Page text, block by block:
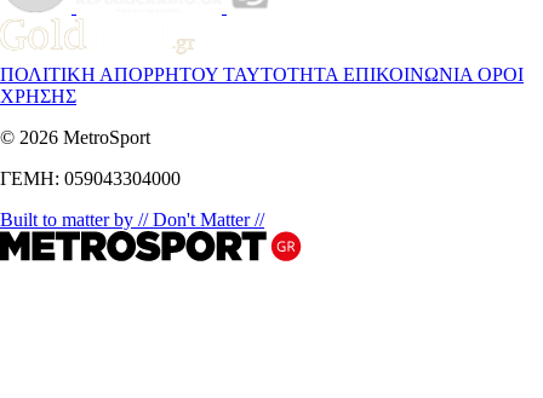
ΠΟΛΙΤΙΚΗ ΑΠΟΡΡΗΤΟΥ ΤΑΥΤΟΤΗΤΑΕΠΙΚΟΙΝΩΝΙΑΟΡΟΙ
ΧΡΗΣΗΣ
© 2026 MetroSport
ΓΕΜΗ: 059043304000
Built to matter by // Don't Matter //